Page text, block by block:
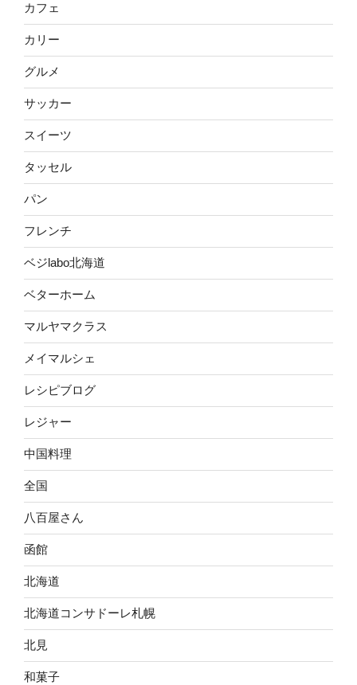
カフェ
カリー
グルメ
サッカー
スイーツ
タッセル
パン
フレンチ
ベジlabo北海道
ベターホーム
マルヤマクラス
メイマルシェ
レシピブログ
レジャー
中国料理
全国
八百屋さん
函館
北海道
北海道コンサドーレ札幌
北見
和菓子